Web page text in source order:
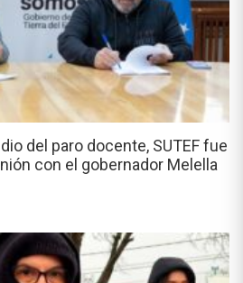
del paro docente, SUTEF fue
con el gobernador Melella